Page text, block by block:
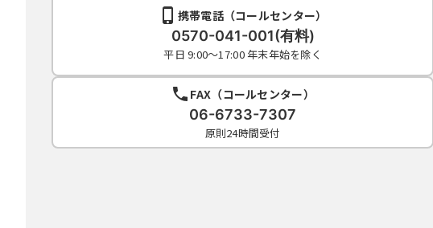
携帯電話（コールセンター）
0570-041-001(有料)
平日 9:00～17:00 年末年始を除く
FAX（コールセンター）
06-6733-7307
原則24時間受付